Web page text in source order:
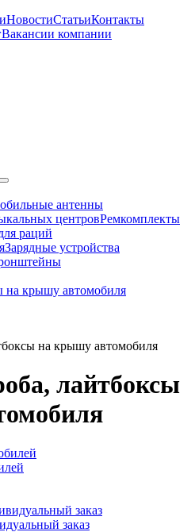
НовостиСтатьиКонтакты
Вакансии компании
антенны
центровРемкомплекты
раций
Зарядные устройства
на крышу автомобиля
на крышу автомобиля
лайтбоксы
заказ